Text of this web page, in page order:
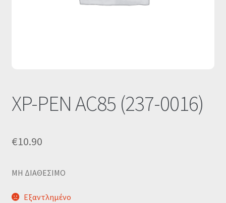
XP-PEN AC85 (237-0016)
€10.90
MΗ ΔΙΑΘΕΣΙΜΟ
Εξαντλημένο